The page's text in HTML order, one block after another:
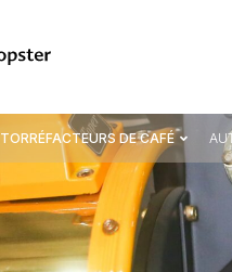
TORRÉFACTEURS DE CAFÉ